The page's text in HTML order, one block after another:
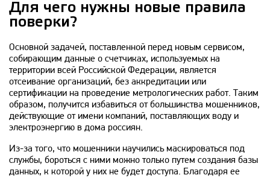
Для чего нужны новые правила
поверки?
Основной задачей, поставленной перед новым сервисом,
собирающим данные о счетчиках, используемых на
территории всей Российской Федерации, является
отсеивание организаций, без аккредитации или
сертификации на проведение метрологических работ. Таким
образом, получится избавиться от большинства мошенников,
действующие от имени компаний, поставляющих воду и
электроэнергию в дома россиян.
Из-за того, что мошенники научились маскироваться под
службы, бороться с ними можно только путем создания базы
данных, к которой у них не будет доступа. Благодаря ее